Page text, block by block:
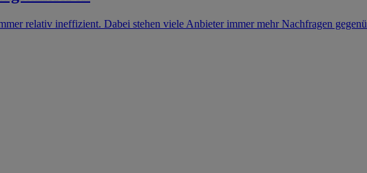
relativ ineffizient. Dabei stehen viele Anbieter immer mehr Nachfragen